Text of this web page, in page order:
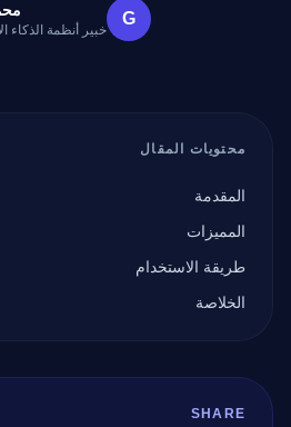
G
خبير أنظمة الذكاء
محتويات المقال
المقدمة
المميزات
طريقة الاستخدام
الخلاصة
SHARE